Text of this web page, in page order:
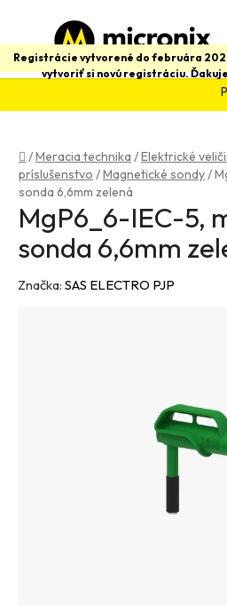
obsah
Registrácie vytvorené do februára
vytvoriť si novú registráciu.
Domov
/Meracia technika /Elektrické
príslušenstvo /Magnetické sondy/
sonda 6,6mm zelená
MgP6_6-IEC-5,
sonda 6,6mm
Značka: SAS ELECTRO PJP